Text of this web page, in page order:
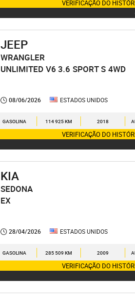
VERIFICAÇÃO DO
JEEP
WRANGLER
UNLIMITED V6 3.6 SPORT S 4WD
08/06/2026 ESTADOS UNIDOS
GASOLINA 114 925 KM 2018
VERIFICAÇÃO DO
KIA
SEDONA
EX
28/04/2026 ESTADOS UNIDOS
GASOLINA 285 509 KM 2009
VERIFICAÇÃO DO